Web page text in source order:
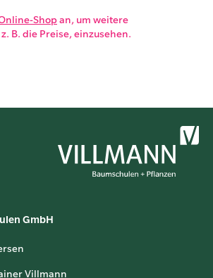
Shopan, um weitere
B. die Preise, einzusehen.
GmbH
Villmann